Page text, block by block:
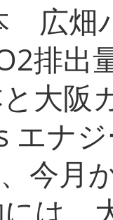
広畑
排出
大阪
エナ
今月
は、